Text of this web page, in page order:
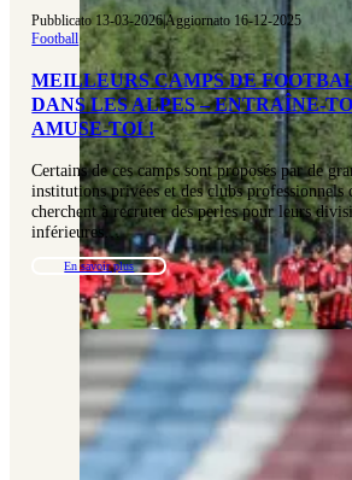
Pubblicato 13-03-2026|Aggiornato 16-12-2025
Football
MEILLEURS CAMPS DE
DANS LES ALPES – ENTRAÎNE-
AMUSE-TOI !
Certains de ces camps sont proposés par de
institutions privées et des clubs professionnels
cherchent à recruter des perles pour leurs
inférieures…
En savoir plus